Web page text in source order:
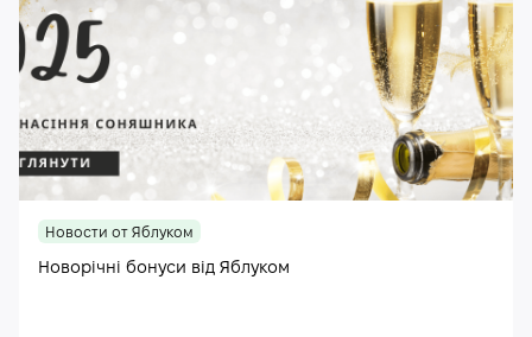
Новости от Яблуком
Новорічні бонуси від Яблуком